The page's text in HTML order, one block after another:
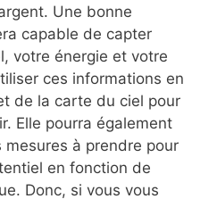
Une bonne
capable de capter
votre énergie et votre
ces informations en
de la carte du ciel pour
Elle pourra également
à prendre pour
en fonction de
Donc, si vous vous